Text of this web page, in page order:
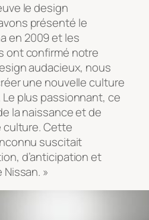
le design
présenté le
en 2009 et les
ont confirmé notre
audacieux, nous
une nouvelle culture
plus passionnant, ce
la naissance et de
culture. Cette
suscitait
d’anticipation et
Nissan. »